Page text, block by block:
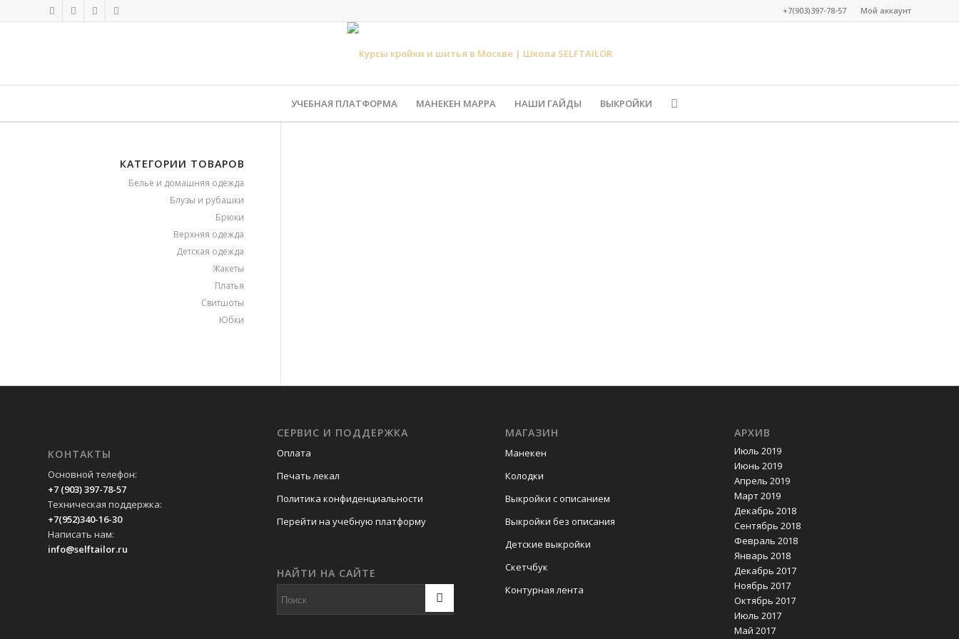
Мой аккаунт
+7(903)397-78-57
УЧЕБНАЯ ПЛАТФОРМА МАНЕКЕН МАРРА НАШИ ГАЙДЫ ВЫКРОЙКИ
КАТЕГОРИИ ТОВАРОВ
Белье и домашняя одежда
Блузы и рубашки
Брюки
Верхняя одежда
Детская одежда
Жакеты
Платья
Свитшоты
Юбки
КОНТАКТЫ
Основной телефон:
+7 (903) 397-78-57
Техническая поддержка:
+7(952)340-16-30
Написать нам:
info@selftailor.ru
СЕРВИС И ПОДДЕРЖКА
Оплата
Печать лекал
Политика конфиденциальности
Перейти на учебную платформу
НАЙТИ НА САЙТЕ
МАГАЗИН
Манекен
Колодки
Выкройки с описанием
Выкройки без описания
Детские выкройки
Скетчбук
Контурная лента
АРХИВ
Июль 2019
Июнь 2019
Апрель 2019
Март 2019
Декабрь 2018
Сентябрь 2018
Февраль 2018
Январь 2018
Декабрь 2017
Ноябрь 2017
Октябрь 2017
Июль 2017
Май 2017